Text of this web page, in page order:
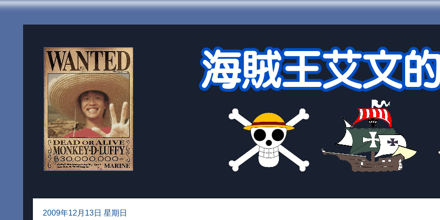
2009年12月13日 星期日